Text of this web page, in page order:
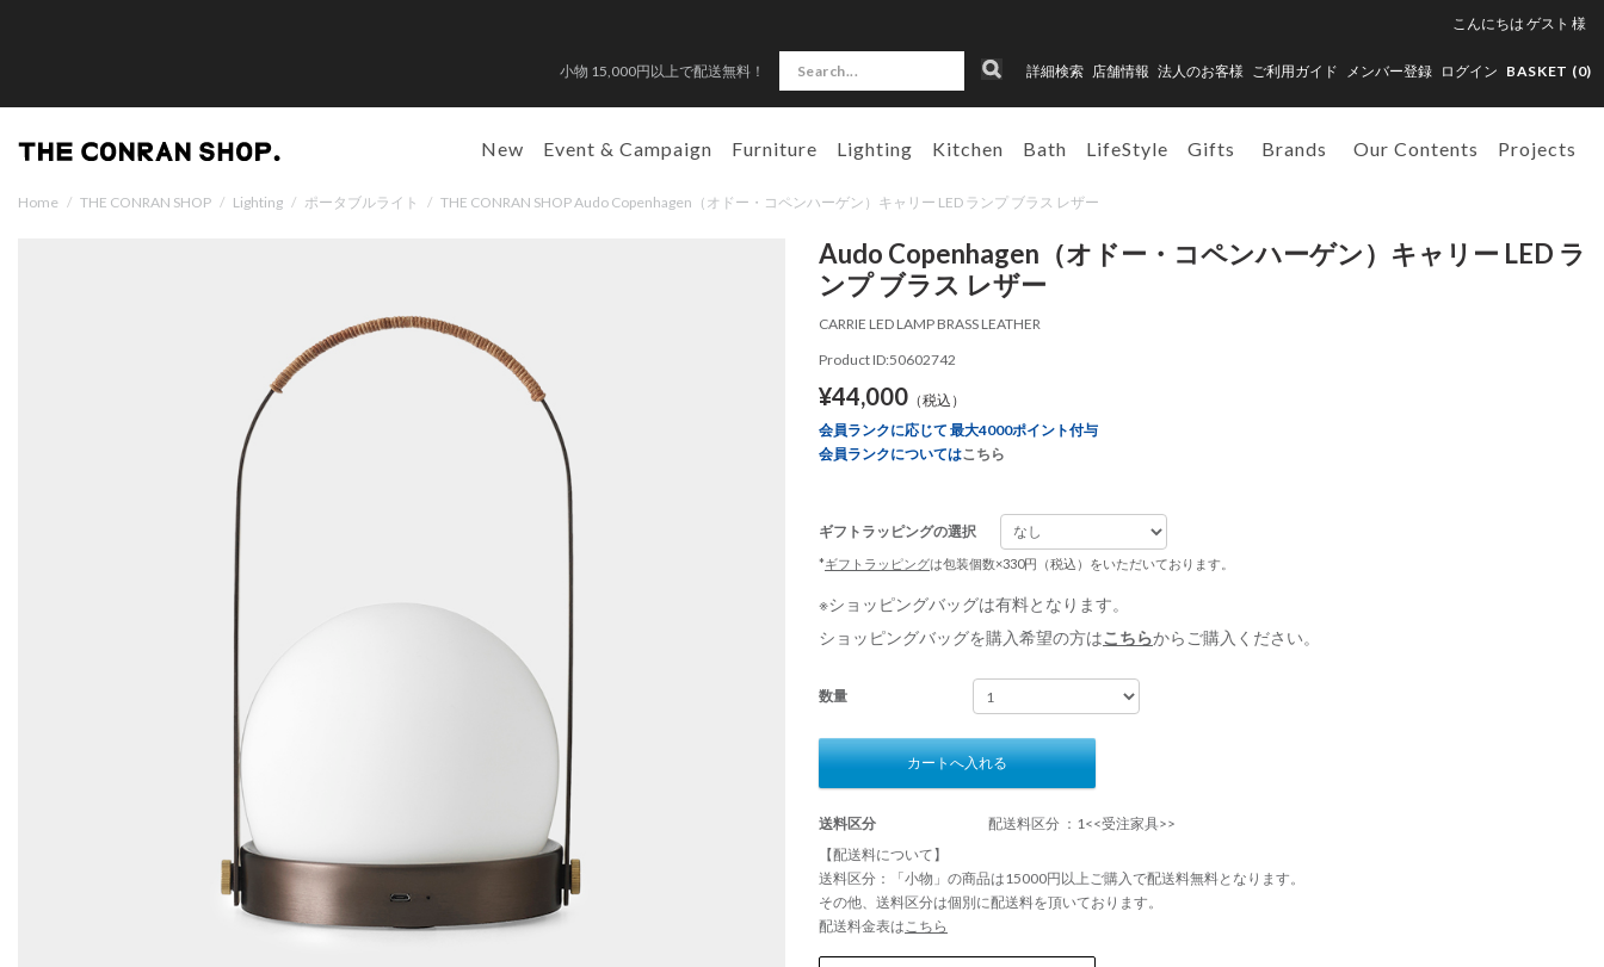
こんにちは ゲスト 様
小物 15,000円以上で配送無料！ 詳細検索 店舗情報 法人のお客様 ご利用ガイド メンバー登録 ログイン BASKET (0)
New Event & Campaign Furniture Lighting Kitchen Bath LifeStyle Gifts Brands Our Contents Projects
Home / THE CONRAN SHOP / Lighting / ポータブルライト / THE CONRAN SHOP Audo Copenhagen（オドー・コペンハーゲン）キャリー LED ランプ ブラス レザー
Audo Copenhagen（オドー・コペンハーゲン）キャリー LED ラ
ンプ ブラス レザー
CARRIE LED LAMP BRASS LEATHER
Product ID:50602742
¥44,000（税込）
会員ランクに応じて 最大4000ポイント付与
会員ランクについてはこちら
ギフトラッピングの選択
*ギフトラッピングは包装個数×330円（税込）をいただいております。
※ショッピングバッグは有料となります。
ショッピングバッグを購入希望の方はこちらからご購入ください。
数量
カートへ入れる
送料区分
配送料区分 ：1<<受注家具>>
【配送料について】
送料区分：「小物」の商品は15000円以上ご購入で配送料無料となります。
その他、送料区分は個別に配送料を頂いております。
配送料金表はこちら